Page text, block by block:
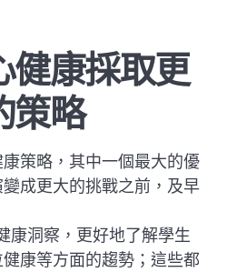
健康採取更
策略
策略，其中一個最大的優
成更大的挑戰之前，及早
康洞察，更好地了解學生
康等方面的趨勢；這些都